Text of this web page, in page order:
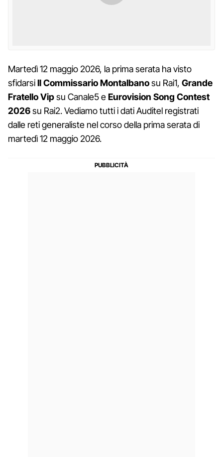
Martedì 12 maggio 2026, la prima serata ha visto
sfidarsiIl Commissario Montalbanosu Rai1, Grande
Fratello Vipsu Canale5 eEurovision Song Contest
2026su Rai2. Vediamo tutti i dati Auditel registrati
dalle reti generaliste nel corso della prima serata di
martedì 12 maggio 2026.